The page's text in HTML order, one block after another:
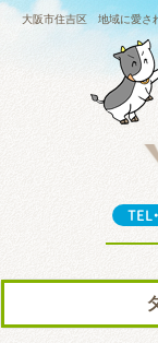
大阪市住吉区 地域に愛さ
TEL